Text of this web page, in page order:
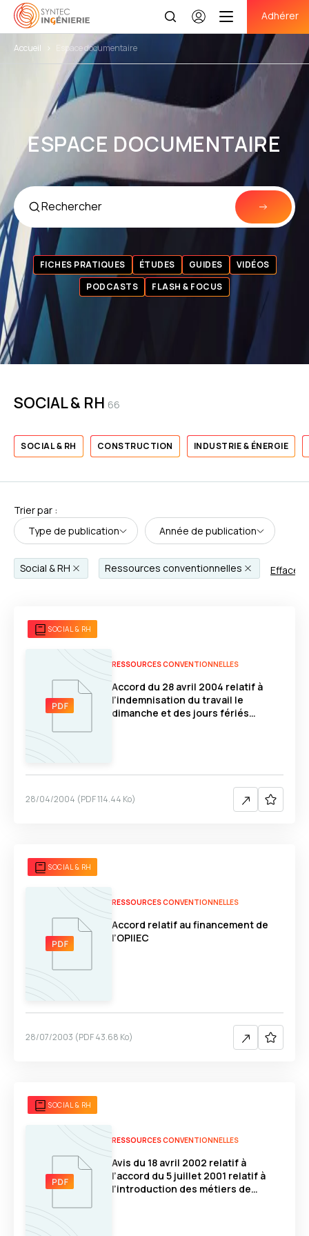
Se
connecter
Adhérer
Accueil > Espace documentaire
ESPACE DOCUMENTAIRE
FICHES PRATIQUES ÉTUDES GUIDES
VIDÉOS
PODCASTS
FLASH & FOCUS
SOCIAL & RH 66
SOCIAL & RH CONSTRUCTION INDUSTRIE & ÉNERGIE
Trier par :
Type de publication
Année de publication
Social & RH Ressources conventionnelles Effacer
SOCIAL & RH
RESSOURCES CONVENTIONNELLES
Accord du 28 avril 2004 relatif à
l’indemnisation du travail le
dimanche et des jours fériés
28/04/2004 (PDF114.44 Ko)
SOCIAL & RH
RESSOURCES CONVENTIONNELLES
Accord relatif au financement de
l’OPIIEC
28/07/2003 (PDF43.68 Ko)
SOCIAL & RH
RESSOURCES CONVENTIONNELLES
Avis du 18 avril 2002 relatif à
l’accord du 5 juillet 2001 relatif à
l’introduction des métiers de